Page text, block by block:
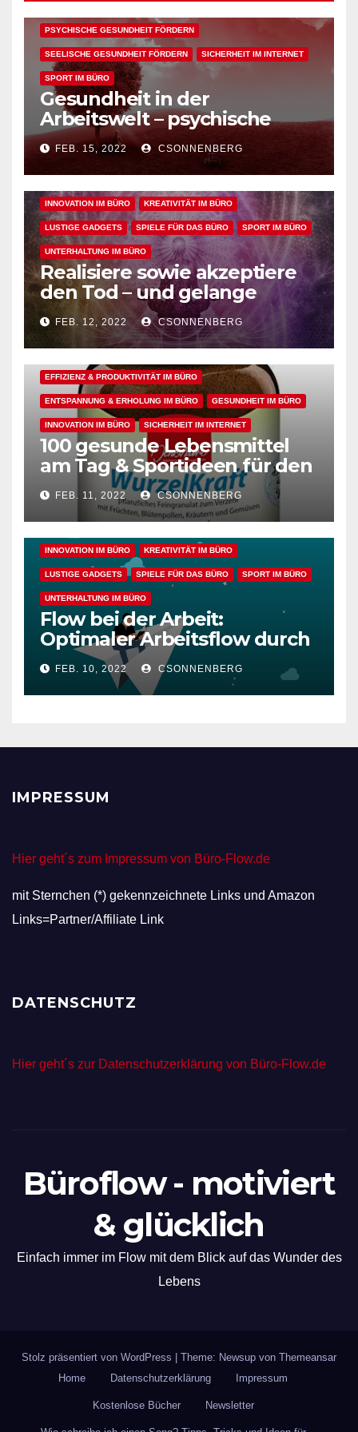
PSYCHISCHE GESUNDHEIT FÖRDERN
SEELISCHE GESUNDHEIT FÖRDERN SICHERHEIT IM INTERNET
SPORT IM BÜRO
Gesundheit in der
Arbeitswelt – psychische
sowie geistige, körperliche
und seelische Gesundheit
bei der Arbeit fördern
FEB. 15, 2022 CSONNENBERG
ALLGEMEIN ARBEITSFLOW BÜRO GADGETS
BÜRO GADGETS FÜR FRAUEN BÜRO GADGETS FÜR MÄNNER
EFFIZIENZ & PRODUKTIVITÄT IM BÜRO
INNOVATION IM BÜRO KREATIVITÄT IM BÜRO
LUSTIGE GADGETS SPIELE FÜR DAS BÜRO SPORT IM BÜRO
UNTERHALTUNG IM BÜRO
Realisiere sowie akzeptiere
den Tod – und gelange
dadurch in den perfekten
Arbeitsflow
FEB. 12, 2022 CSONNENBERG
EFFIZIENZ & PRODUKTIVITÄT IM BÜRO
ENTSPANNUNG & ERHOLUNG IM BÜRO GESUNDHEIT IM BÜRO
INNOVATION IM BÜRO SICHERHEIT IM INTERNET
100 gesunde Lebensmittel
am Tag & Sportideen für den
Arbeitsalltag – für einen
gesunden Büroalltag
FEB. 11, 2022 CSONNENBERG
ALLGEMEIN ARBEITSFLOW BÜRO GADGETS
BÜRO GADGETS FÜR FRAUEN BÜRO GADGETS FÜR MÄNNER
EFFIZIENZ & PRODUKTIVITÄT IM BÜRO
INNOVATION IM BÜRO KREATIVITÄT IM BÜRO
LUSTIGE GADGETS SPIELE FÜR DAS BÜRO SPORT IM BÜRO
UNTERHALTUNG IM BÜRO
Flow bei der Arbeit:
Optimaler Arbeitsflow durch
wache Achtsamkeit
FEB. 10, 2022 CSONNENBERG
IMPRESSUM
Hier geht´s zum Impressum von Büro-Flow.de
mit Sternchen (*) gekennzeichnete Links und Amazon
Links=Partner/Affiliate Link
DATENSCHUTZ
Hier geht´s zur Datenschutzerklärung von Büro-Flow.de
Büroflow - motiviert
& glücklich
Einfach immer im Flow mit dem Blick auf das Wunder des
Lebens
Stolz präsentiert von WordPress Theme: Newsup von Themeansar
Home
Datenschutzerklärung Impressum
Kostenlose Bücher Newsletter